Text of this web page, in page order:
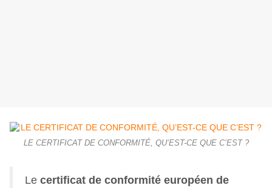
LE CERTIFICAT DE CONFORMITÉ, QU’EST-CE QUE C’EST ?
Le certificat de conformité européen de